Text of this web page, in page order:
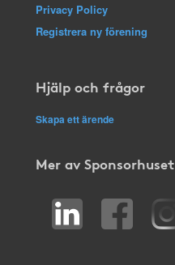
Privacy Policy
Registrera ny förening
Hjälp och frågor
Skapa ett ärende
Mer av Sponsorhuset